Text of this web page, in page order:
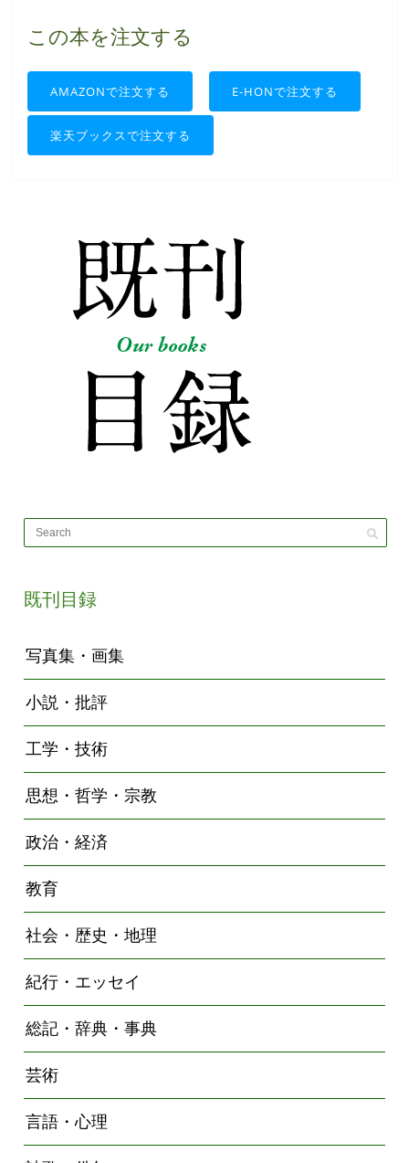
この本を注文する
AMAZONで注文する E-HONで注文する
楽天ブックスで注文する
既刊目録
写真集・画集
小説・批評
工学・技術
思想・哲学・宗教
政治・経済
教育
社会・歴史・地理
紀行・エッセイ
総記・辞典・事典
芸術
言語・心理